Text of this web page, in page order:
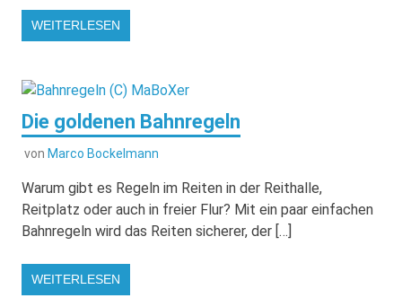
WEITERLESEN
Die goldenen Bahnregeln
von Marco Bockelmann
Warum gibt es Regeln im Reiten in der Reithalle,
Reitplatz oder auch in freier Flur? Mit ein paar einfachen
Bahnregeln wird das Reiten sicherer, der […]
WEITERLESEN